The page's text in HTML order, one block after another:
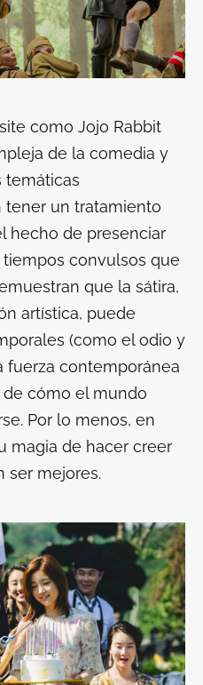
como Jojo Rabbit
de la comedia y
temáticas
un tratamiento
hecho de presenciar
convulsos que
que la sátira,
artística, puede
(como el odio y
fuerza contemporánea
cómo el mundo
Por lo menos, en
magia de hacer creer
ser mejores.